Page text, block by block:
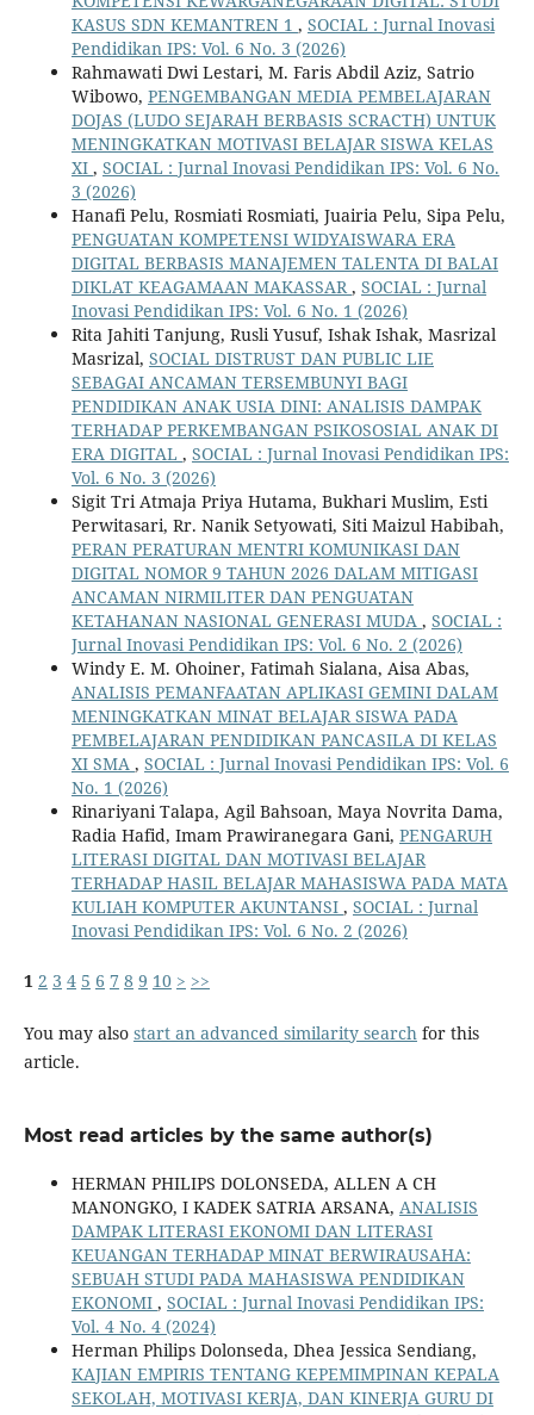
KASUS SDN KEMANTREN 1 , SOCIAL : Jurnal Inovasi
Pendidikan IPS: Vol. 6 No. 3 (2026)
Rahmawati Dwi Lestari, M. Faris Abdil Aziz, Satrio
Wibowo, PENGEMBANGAN MEDIA PEMBELAJARAN
DOJAS (LUDO SEJARAH BERBASIS SCRACTH) UNTUK
MENINGKATKAN MOTIVASI BELAJAR SISWA KELAS
XI , SOCIAL : Jurnal Inovasi Pendidikan IPS: Vol. 6 No.
3 (2026)
Hanafi Pelu, Rosmiati Rosmiati, Juairia Pelu, Sipa Pelu,
PENGUATAN KOMPETENSI WIDYAISWARA ERA
DIGITAL BERBASIS MANAJEMEN TALENTA DI BALAI
DIKLAT KEAGAMAAN MAKASSAR, SOCIAL : Jurnal
Inovasi Pendidikan IPS: Vol. 6 No. 1 (2026)
Rita Jahiti Tanjung, Rusli Yusuf, Ishak Ishak, Masrizal
Masrizal, SOCIAL DISTRUST DAN PUBLIC LIE
SEBAGAI ANCAMAN TERSEMBUNYI BAGI
PENDIDIKAN ANAK USIA DINI: ANALISIS DAMPAK
TERHADAP PERKEMBANGAN PSIKOSOSIAL ANAK DI
ERA DIGITAL , SOCIAL : Jurnal Inovasi Pendidikan IPS:
Vol. 6 No. 3 (2026)
Sigit Tri Atmaja Priya Hutama, Bukhari Muslim, Esti
Perwitasari, Rr. Nanik Setyowati, Siti Maizul Habibah,
PERAN PERATURAN MENTRI KOMUNIKASI DAN
DIGITAL NOMOR 9 TAHUN 2026 DALAM MITIGASI
ANCAMAN NIRMILITER DAN PENGUATAN
KETAHANAN NASIONAL GENERASI MUDA , SOCIAL :
Jurnal Inovasi Pendidikan IPS: Vol. 6 No. 2 (2026)
Windy E. M. Ohoiner, Fatimah Sialana, Aisa Abas,
ANALISIS PEMANFAATAN APLIKASI GEMINI DALAM
MENINGKATKAN MINAT BELAJAR SISWA PADA
PEMBELAJARAN PENDIDIKAN PANCASILA DI KELAS
XI SMA , SOCIAL : Jurnal Inovasi Pendidikan IPS: Vol. 6
No. 1 (2026)
Rinariyani Talapa, Agil Bahsoan, Maya Novrita Dama,
Radia Hafid, Imam Prawiranegara Gani, PENGARUH
LITERASI DIGITAL DAN MOTIVASI BELAJAR
TERHADAP HASIL BELAJAR MAHASISWA PADA MATA
KULIAH KOMPUTER AKUNTANSI , SOCIAL : Jurnal
Inovasi Pendidikan IPS: Vol. 6 No. 2 (2026)
1 2 3 4 5 6 7 8 9 10 > >>
You may also start an advanced similarity searchfor this
article.
Most read articles by the same author(s)
HERMAN PHILIPS DOLONSEDA, ALLEN A CH
MANONGKO, I KADEK SATRIA ARSANA, ANALISIS
DAMPAK LITERASI EKONOMI DAN LITERASI
KEUANGAN TERHADAP MINAT BERWIRAUSAHA:
SEBUAH STUDI PADA MAHASISWA PENDIDIKAN
EKONOMI , SOCIAL : Jurnal Inovasi Pendidikan IPS:
Vol. 4 No. 4 (2024)
Herman Philips Dolonseda, Dhea Jessica Sendiang,
KAJIAN EMPIRIS TENTANG KEPEMIMPINAN KEPALA
SEKOLAH, MOTIVASI KERJA, DAN KINERJA GURU DI